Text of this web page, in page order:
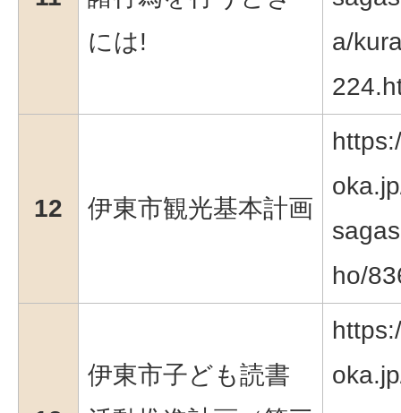
には!
a/
12 伊東市観光基本計画
ho/
伊東市子ども読書